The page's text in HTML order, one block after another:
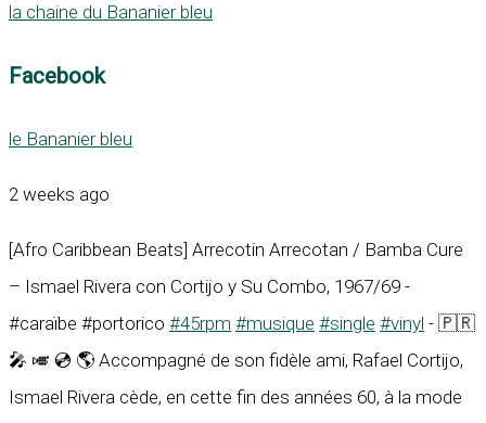
la chaine du Bananier bleu
Facebook
le Bananier bleu
2 weeks ago
[Afro Caribbean Beats] Arrecotin Arrecotan / Bamba Cure
– Ismael Rivera con Cortijo y Su Combo, 1967/69 -
#caraïbe #portorico #45rpm #musique #single #vinyl - 🇵🇷
🎤 🎺 💿 🌎 Accompagné de son fidèle ami, Rafael Cortijo,
Ismael Rivera cède, en cette fin des années 60, à la mode